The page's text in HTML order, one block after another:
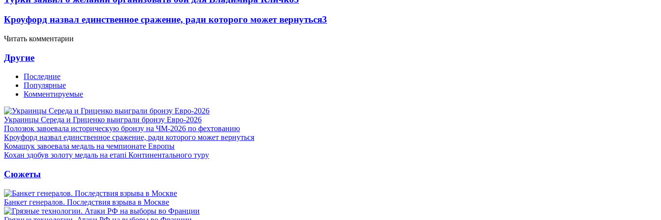
Кроуфорд назвал единственное сражение, ради которого может вернуться3
Читать комментарии
Другие
Последние
Популярные
Комментируемые
Украинцы Середа и Гриценко выиграли бронзу Евро-2026
Полозюк завоевала историческую бронзу на ЧМ-2026 по фехтованию
Кроуфорд назвал единственное сражение, ради которого может вернуться
Комащук завоевала медаль на чемпионате Европы
Кохан здобув золоту медаль на етапі Континентального туру
Сюжеты
Банкет генералов. Последствия взрыва в Москве